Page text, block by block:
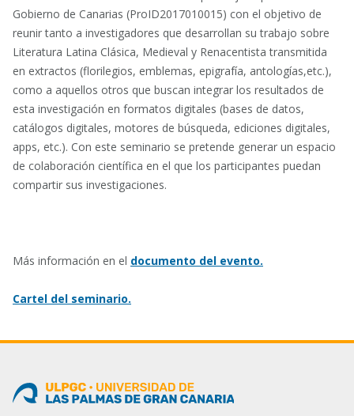
Gobierno de Canarias (ProID2017010015) con el objetivo de
reunir tanto a investigadores que desarrollan su trabajo sobre
Literatura Latina Clásica, Medieval y Renacentista transmitida
en extractos (florilegios, emblemas, epigrafía, antologías,etc.),
como a aquellos otros que buscan integrar los resultados de
esta investigación en formatos digitales (bases de datos,
catálogos digitales, motores de búsqueda, ediciones digitales,
apps, etc.). Con este seminario se pretende generar un espacio
de colaboración científica en el que los participantes puedan
compartir sus investigaciones.
Más información en el documento del evento.
Cartel del seminario.